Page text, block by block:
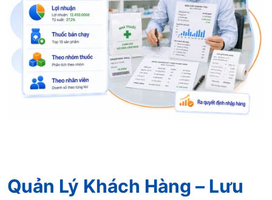
Quản Lý Khách Hàng – Lưu